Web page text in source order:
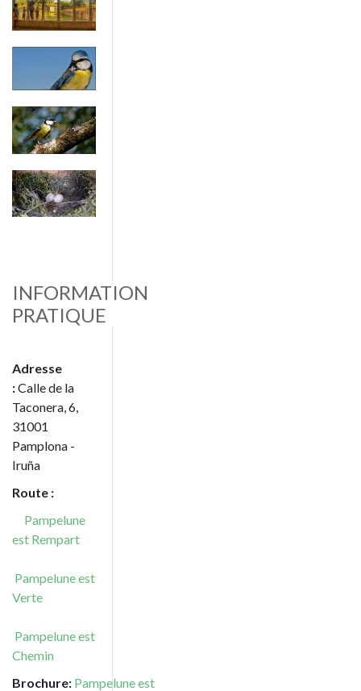
Imagen
Imagen
INFORMATION
PRATIQUE
Adresse
:Calle de la
Taconera, 6,
31001
Pamplona -
Iruña
Route :
Pampelune
est Rempart
Pampelune est
Verte
Pampelune est
Chemin
Brochure: Pampelune est